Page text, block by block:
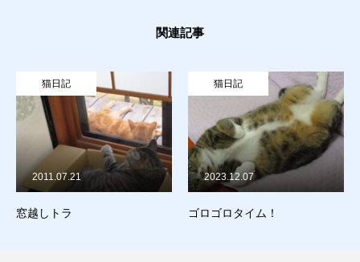
関連記事
猫日記
窓越しトラ
2011.07.21
猫日記
ゴロゴロタイム！
2023.12.07